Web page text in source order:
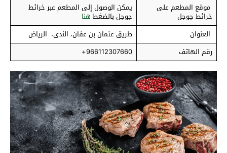
موقع المطعم على
خرائط جوجل
يمكن الوصول إلى المطعم عبر خرائط
جوجل بالضغط هنا
العنوان
طريق عثمان بن عفان، الندى، الرياض
رقم الهاتف
966112307660+